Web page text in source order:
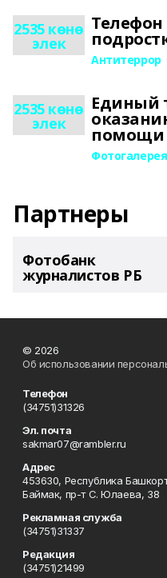
2535 көнө
элек
Антитеррор
2535 көнө
элек
Единый
помощи
Фотогалерея
Партнеры
Фотобанк
журналистов РБ
© 2026
Об использовании
Телефон
(34751)31326
Эл. почта
sakmar07@rambler.ru
Адрес
453630, Республика
Баймак, пр-т С. Юлаева, 38
Рекламная служба
(34751)31337
Редакция
(34751)21499